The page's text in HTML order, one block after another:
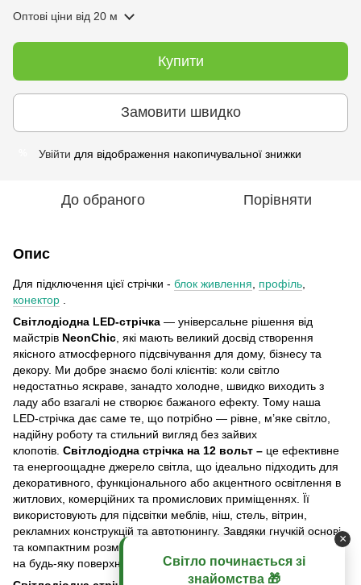
Оптові ціни від 20 м
Купити
Замовити швидко
Увійти для відображення накопичувальної знижки
До обраного Порівняти
Опис
Для підключення цієї стрічки - блок живлення профіль
конектор
Світлодіодна LED-стрічка — універсальне рішення від
майстрів NeonСhіс , які мають великий досвід створення
якісного атмосферного підсвічування для дому, бізнесу та
декору. Ми добре знаємо болі клієнтів: коли світло
недостатньо яскраве, занадто холодне, швидко виходить з
ладу або взагалі не створює бажаного ефекту. Тому наша
LED-стрічка дає саме те, що потрібно — рівне, м’яке світло,
надійну роботу та стильний вигляд без зайвих
клопотів. Світлодіодна стрічка на 12 вольт – це ефективне
та енергоощадне джерело світла, що ідеально підходить для
декоративного, функціонального або акцентного освітлення в
житлових, комерційних та промислових приміщеннях. Її
використовують для підсвітки меблів, ніш, стель, вітрин,
рекламних конструкцій та автотюнингу. Завдяки гнучкій основі
та компактним розмірам, монтаж можна здійснити практично
на будь-яку поверхню.
×
Світло починається зі
знайомства 🎁